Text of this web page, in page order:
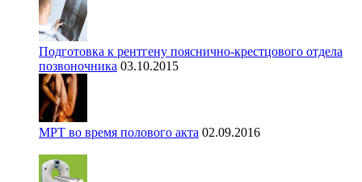
Подготовка к рентгену пояснично-крестцового отдела
позвоночника 03.10.2015
МРТ во время полового акта 02.09.2016